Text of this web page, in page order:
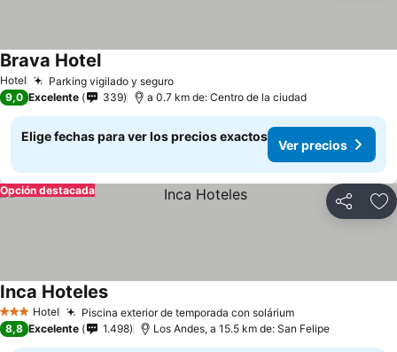
Hotel Parking vigilado y seguroVer precios
Brava HotelVer precios
9,0 Excelente 339 a 0.7 km de: Centro de la ciudad
Elige fechas para ver los precios exactos
Ver precios
Compartir
Opción destacada
3 Estrellas
Hotel Piscina exterior de temporada con soláriumVer precios
Inca HotelesVer precios
8,8 Excelente 1.498 Los Andes, a 15.5 km de: San Felipe